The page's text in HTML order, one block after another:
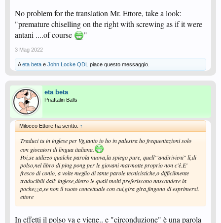
No problem for the translation Mr. Ettore, take a look:
"premature chiselling on the right with screwing as if it were
antani ....of course
"
3 Mag 2022
Aeta beta e John Locke QDL piace questo messaggio.
eta beta
Pnaftalin Balls
Milocco Ettore ha scritto: ↑
Traduci tu in inglese per Vg,tanto io ho in palestra ho frequentazioni solo
con giocatori di lingua italiana.
Poi,se utilizzo qualche parola nuova,la spiego pure, quell'"andirivieni" lì,di
polso,nel libro di ping pong per le giovani marmotte proprio non c'è.E'
fresco di conio, a volte meglio di tante parole tecnicistiche,o difficilmente
traducibili dall' inglese,dietro le quali molti preferiscono nascondere la
pochezza,se non il vuoto concettuale con cui,gira gira,fingono di esprimersi.
ettore
In effetti il polso va e viene.. e "circonduzione" è una parola